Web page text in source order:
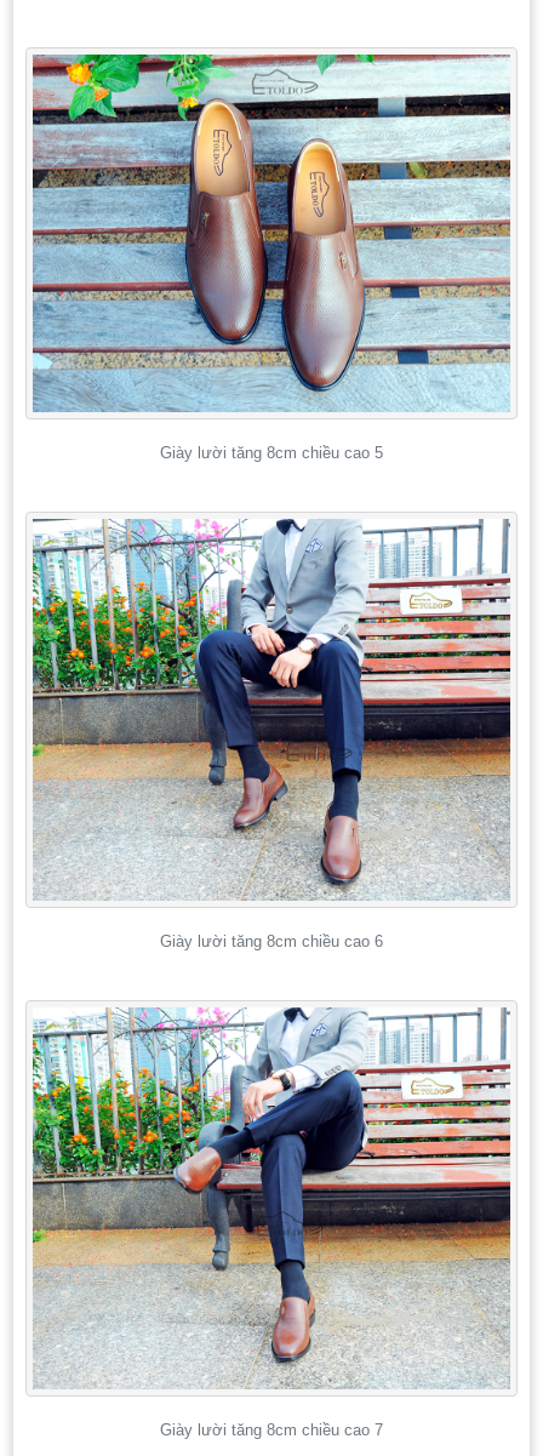
Giày lười tăng 8cm chiều cao 5
Giày lười tăng 8cm chiều cao 6
Giày lười tăng 8cm chiều cao 7